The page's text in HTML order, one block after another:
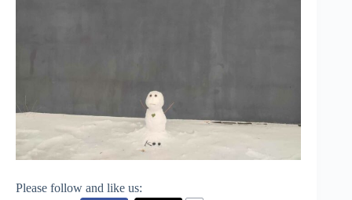
Please follow and like us: